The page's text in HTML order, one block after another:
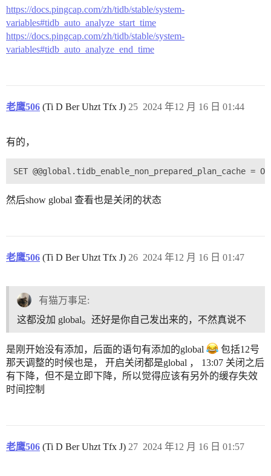
https://docs.pingcap.com/zh/tidb/stable/system-
variables#tidb_auto_analyze_start_time
https://docs.pingcap.com/zh/tidb/stable/system-
variables#tidb_auto_analyze_end_time
老鹰506 (Ti D Ber Uhzt Tfx J) 2024 年12 月 16 日 01:44
25
有的，
然后show global 查看也是关闭的状态
老鹰506 (Ti D Ber Uhzt Tfx J) 2024 年12 月 16 日 01:47
26
有猫万事足:
这都没加 global。还好是你自己发出来的，不然真说不
是刚开始没有添加，后面的语句有添加的global
包括12号
那天调整的时候也是， 开启关闭都是global ， 13:07 关闭之后
有下降，但不是立即下降，所以觉得应该有另外的缓存失效
时间控制
老鹰506 (Ti D Ber Uhzt Tfx J) 2024 年12 月 16 日 01:57
27